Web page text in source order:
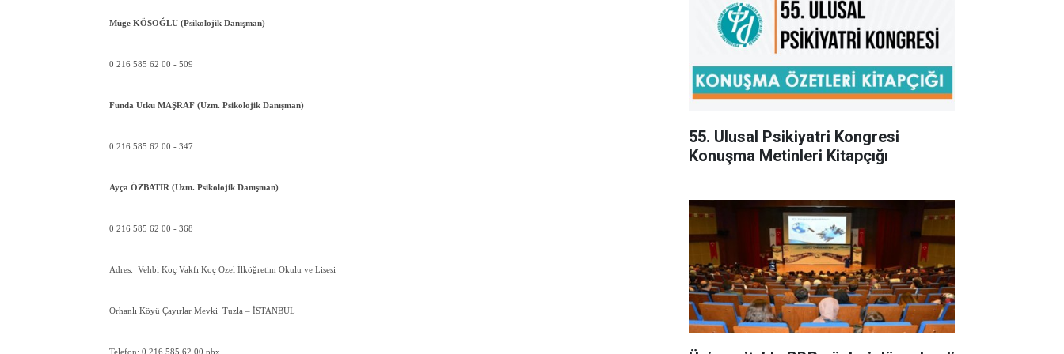
Müge KÖSOĞLU (Psikolojik Danışman)
0 216 585 62 00 - 509
Funda Utku MAŞRAF (Uzm. Psikolojik Danışman)
0 216 585 62 00 - 347
Ayça ÖZBATIR (Uzm. Psikolojik Danışman)
0 216 585 62 00 - 368
Adres: Vehbi Koç Vakfı Koç Özel İlköğretim Okulu ve Lisesi
Orhanlı Köyü Çayırlar Mevki Tuzla – İSTANBUL
Telefon: 0 216 585 62 00 pbx
55. Ulusal Psikiyatri Kongresi
Konuşma Metinleri Kitapçığı